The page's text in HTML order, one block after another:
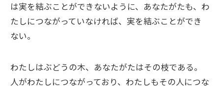
は実を結ぶことができないように、あなたがたも、わ
たしにつながっていなければ、実を結ぶことができ
ない。
わたしはぶどうの木、あなたがたはその枝である。
人がわたしにつながっており、わたしもその人につな